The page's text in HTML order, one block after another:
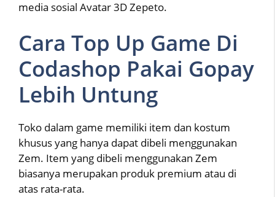
media sosial Avatar 3D Zepeto.
Cara Top Up Game Di
Codashop Pakai Gopay
Lebih Untung
Toko dalam game memiliki item dan kostum
khusus yang hanya dapat dibeli menggunakan
Zem. Item yang dibeli menggunakan Zem
biasanya merupakan produk premium atau di
atas rata-rata.